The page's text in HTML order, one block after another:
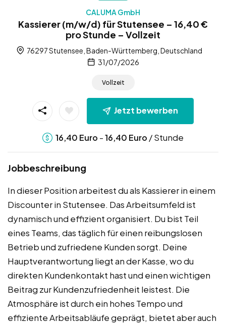
CALUMA GmbH
Kassierer (m/w/d) für Stutensee – 16,40 €
pro Stunde – Vollzeit
76297 Stutensee, Baden-Württemberg, Deutschland
31/07/2026
Vollzeit
Jetzt bewerben
16,40 Euro -16,40 Euro / Stunde
Jobbeschreibung
In dieser Position arbeitest du als Kassierer in einem
Discounter in Stutensee. Das Arbeitsumfeld ist
dynamisch und effizient organisiert. Du bist Teil
eines Teams, das täglich für einen reibungslosen
Betrieb und zufriedene Kunden sorgt. Deine
Hauptverantwortung liegt an der Kasse, wo du
direkten Kundenkontakt hast und einen wichtigen
Beitrag zur Kundenzufriedenheit leistest. Die
Atmosphäre ist durch ein hohes Tempo und
effiziente Arbeitsabläufe geprägt, bietet aber auch